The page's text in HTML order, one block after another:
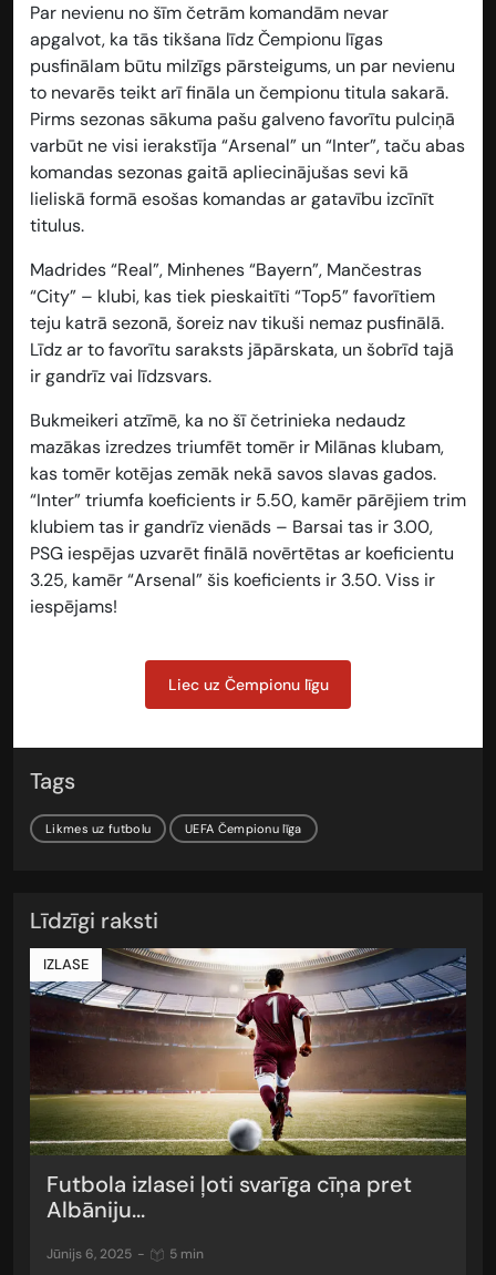
Par nevienu no šīm četrām komandām nevar
apgalvot, ka tās tikšana līdz Čempionu līgas
pusfinālam būtu milzīgs pārsteigums, un par nevienu
to nevarēs teikt arī fināla un čempionu titula sakarā.
Pirms sezonas sākuma pašu galveno favorītu pulciņā
varbūt ne visi ierakstīja “Arsenal” un “Inter”, taču abas
komandas sezonas gaitā apliecinājušas sevi kā
lieliskā formā esošas komandas ar gatavību izcīnīt
titulus.
Madrides “Real”, Minhenes “Bayern”, Mančestras
“City” – klubi, kas tiek pieskaitīti “Top5” favorītiem
teju katrā sezonā, šoreiz nav tikuši nemaz pusfinālā.
Līdz ar to favorītu saraksts jāpārskata, un šobrīd tajā
ir gandrīz vai līdzsvars.
Bukmeikeri atzīmē, ka no šī četrinieka nedaudz
mazākas izredzes triumfēt tomēr ir Milānas klubam,
kas tomēr kotējas zemāk nekā savos slavas gados.
“Inter” triumfa koeficients ir 5.50, kamēr pārējiem trim
klubiem tas ir gandrīz vienāds – Barsai tas ir 3.00,
PSG iespējas uzvarēt finālā novērtētas ar koeficientu
3.25, kamēr “Arsenal” šis koeficients ir 3.50. Viss ir
iespējams!
Liec uz Čempionu līgu
Tags
Likmes uz futbolu UEFA Čempionu līga
Līdzīgi raksti
IZLASE
Futbola izlasei ļoti svarīga cīņa pret
Albāniju...
jūnijs 6, 2025 - 5 min